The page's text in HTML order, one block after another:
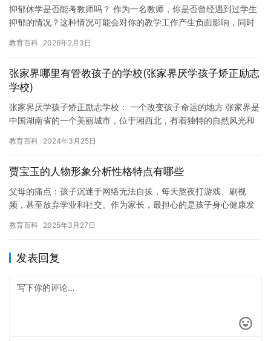
抑郁休学是否能考教师吗？ 作为一名教师，你是否曾经遇到过学生
抑郁的情况？这种情况可能会对你的教学工作产生负面影响，同时
的人…
教育百科 2026年2月3日
张家界哪里有管教孩子的学校(张家界厌学孩子矫正励志
学校)
张家界厌学孩子矫正励志学校： 一个改变孩子命运的地方 张家界是
中国湖南省的一个美丽城市，位于湘西北，有着独特的自然风光和
厌…
教育百科 2024年3月25日
贾宝玉的人物形象分析性格特点有哪些
父母的痛点：孩子沉迷于网络无法自拔，每天熬夜打游戏、刷视
频，甚至放弃学业和社交。作为家长，最担心的是孩子身心健康发
越差的成…
教育百科 2025年3月27日
发表回复